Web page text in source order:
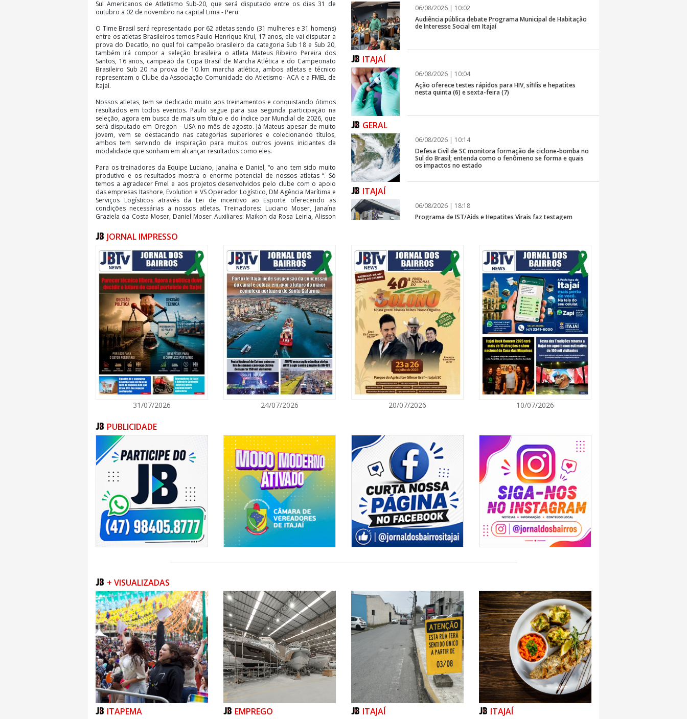
Sul Americanos de Atletismo Sub-20, que será disputado entre os dias 31 de
outubro a 02 de novembro na capital Lima - Peru.
O Time Brasil será representado por 62 atletas sendo (31 mulheres e 31 homens)
entre os atletas Brasileiros temos Paulo Henrique Krul, 17 anos, ele vai disputar a
prova do Decatlo, no qual foi campeão brasileiro da categoria Sub 18 e Sub 20,
também irá compor a seleção brasileira o atleta Mateus Ribeiro Pereira dos
Santos, 16 anos, campeão da Copa Brasil de Marcha Atlética e do Campeonato
Brasileiro Sub 20 na prova de 10 km marcha atlética, ambos atletas e técnico
representam o Clube da Associação Comunidade do Atletismo- ACA e a FMEL de
Itajaí.
Nossos atletas, tem se dedicado muito aos treinamentos e conquistando ótimos
resultados em todos eventos. Paulo segue para sua segunda participação na
seleção, agora em busca de mais um título e do índice par Mundial de 2026, que
será disputado em Oregon – USA no mês de agosto. Já Mateus apesar de muito
jovem, vem se destacando nas categorias superiores e colecionando títulos,
ambos tem servindo de inspiração para muitos outros jovens iniciantes da
modalidade que sonham em alcançar resultados como eles.
Para os treinadores da Equipe Luciano, Janaína e Daniel, “o ano tem sido muito
produtivo e os resultados mostra o enorme potencial de nossos atletas “. Só
temos a agradecer Fmel e aos projetos desenvolvidos pelo clube com o apoio
das empresas Itashore, Evolution e VS Operador Logístico, DM Agência Marítima e
Serviços Logísticos através da Lei de incentivo ao Esporte oferecendo as
condições necessárias a nossos atletas. Treinadores: Luciano Moser, Janaína
Graziela da Costa Moser, Daniel Moser Auxiliares: Maikon da Rosa Leiria, Alisson
06/08/2026 | 10:02
Audiência pública debate Programa Municipal de Habitação
de Interesse Social em Itajaí
ITAJAÍ
06/08/2026 | 10:04
Ação oferece testes rápidos para HIV, sífilis e hepatites
nesta quinta (6) e sexta-feira (7)
GERAL
06/08/2026 | 10:14
Defesa Civil de SC monitora formação de ciclone-bomba no
Sul do Brasil; entenda como o fenômeno se forma e quais
os impactos no estado
ITAJAÍ
06/08/2026 | 18:18
Programa de IST/Aids e Hepatites Virais faz testagem
GERAL
06/08/2026 | 18:28
Ciclone-bomba se forma sobre o oceano, mas Santa
Catarina terá impactos provocados pela frente fria e pelo
vento Sul
ITAPEMA
06/08/2026 | 07:00
Secretaria de Cultura retoma oficinas culturais com diversas
modalidades para a comunidade
BALNEÁRIO CAMBORIÚ
06/08/2026 | 07:00
CAMBORIÚ
06/08/2026 | 07:00
Camboriú: exposição de arte transforma o Paço Municipal
em um espaço de cultura
JORNAL IMPRESSO
31/07/2026 24/07/2026 20/07/2026 10/07/2026
PUBLICIDADE
+ VISUALIZADAS
ITAPEMA EMPREGO ITAJAÍ ITAJAÍ